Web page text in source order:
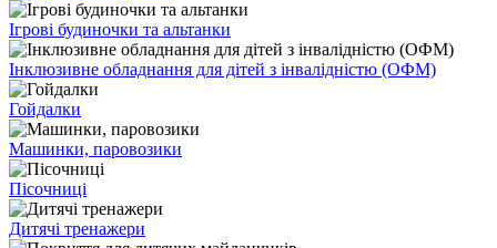
Ігрові будиночки та альтанки
Інклюзивне обладнання для дітей з інвалідністю (ОФМ)
Гойдалки
Машинки, паровозики
Пісочниці
Дитячі тренажери